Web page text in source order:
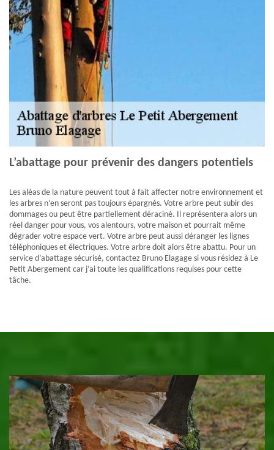
L’abattage pour prévenir des dangers potentiels
Les aléas de la nature peuvent tout à fait affecter notre environnement et
les arbres n’en seront pas toujours épargnés. Votre arbre peut subir des
dommages ou peut être partiellement déraciné. Il représentera alors un
réel danger pour vous, vos alentours, votre maison et pourrait même
dégrader votre espace vert. Votre arbre peut aussi déranger les lignes
téléphoniques et électriques. Votre arbre doit alors être abattu. Pour un
service d’abattage sécurisé, contactez Bruno Elagage si vous résidez à Le
Petit Abergement car j’ai toute les qualifications requises pour cette
tâche.